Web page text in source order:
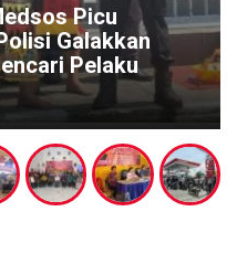
Picu
Galakkan
Pelaku